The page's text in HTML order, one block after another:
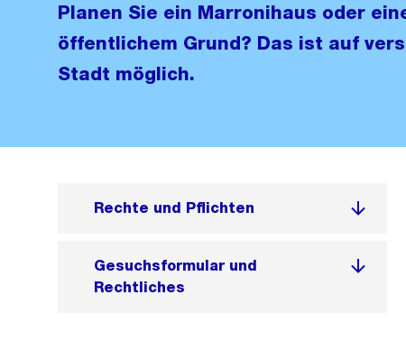
Planen Sie ein Marronihaus oder
öffentlichem Grund? Das ist auf
Stadt möglich.
Rechte und Pflichten
Gesuchsformular und
Rechtliches